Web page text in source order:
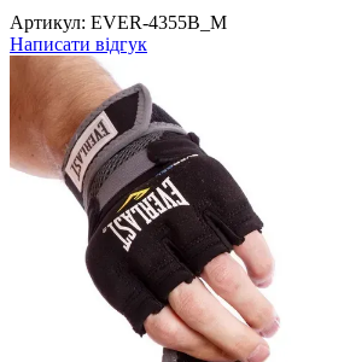
Артикул: EVER-4355B_M
Написати відгук